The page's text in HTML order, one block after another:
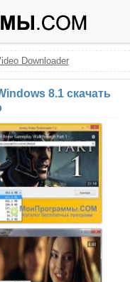
Downloader
8.1 скачать